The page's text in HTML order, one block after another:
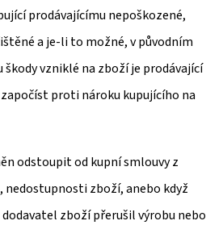
prodávajícímu nepoškozené,
a je-li to možné, v původním
škody vzniklé na zboží je prodávající
proti nároku kupujícího na
odstoupit od kupní smlouvy z
nedostupnosti zboží, anebo když
zboží přerušil výrobu nebo